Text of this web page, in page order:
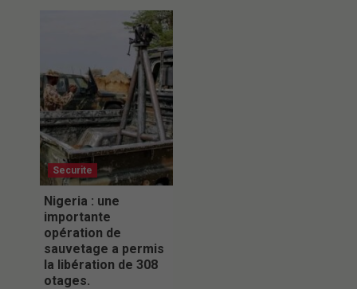
Securite
Nigeria : une
importante
opération de
sauvetage a permis
la libération de 308
otages.